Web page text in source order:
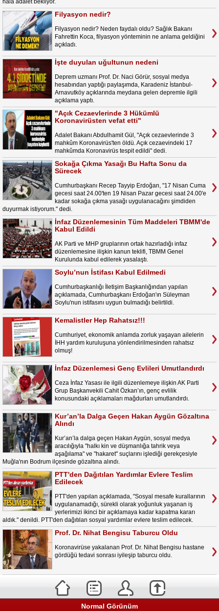
hala adalet bekliyor.
Filyasyon nedir?
Filyasyon nedir? Neden faydalı oldu? Sağlık Bakanı
Fahrettin Koca, filyasyon yönteminin ne anlama geldiğini
açıkladı.
İşte duyulan uğultunun nedeni
Deprem uzmanı Prof. Dr. Naci Görür, sosyal medya
hesabından yaptığı paylaşımda, Karadeniz İstanbul-
Arnavutköy açıklarında meydana gelen depremle ilgili
açıklama yaptı.
"Açık Cezaevlerinde 3 Hükümlü
Koronavirüsten vefat etti"
Adalet Bakanı Abdulhamit Gül, "Açık cezaevlerinde 3
mahkûm Koronavirüs'ten öldü. Açık cezaevindeki 17
mahkûmda Koronavirüs tespit edildi" dedi.
Sokağa Çıkma Yasağı Bu Hafta Sonu da
Sürecek
Cumhurbaşkanı Recep Tayyip Erdoğan, "17 Nisan Cuma
gecesi saat 24.00'ten 19 Nisan Pazar gecesi saat 24.00'e
kadar sokağa çıkma yasağı uygulanacağını şimdiden
duyurmak istiyorum." dedi.
İnfaz Düzenlemesinin Tüm Maddeleri TBMM'de
Kabul Edildi
AK Parti ve MHP gruplarının ortak hazırladığı infaz
düzenlemesine ilişkin kanun teklifi, TBMM Genel
Kurulunda kabul edilerek yasalaştı.
Soylu’nun İstifası Kabul Edilmedi
Cumhurbaşkanlığı İletişim Başkanlığından yapılan
açıklamada, Cumhurbaşkanı Erdoğan'ın Süleyman
Soylu'nun istifasını uygun bulmadığı belirtildi.
Kemalistler Hep Rahatsız!!!
Cumhuriyet, ekonomik anlamda zorluk yaşayan ailelerin
İHH yardım kuruluşuna yönlendirilmesinden rahatsız
olmuş!
İnfaz Düzenlemesi Genç Evlileri Umutlandırdı
Ceza İnfaz Yasası ile ilgili düzenlemeye ilişkin AK Parti
Grup Başkanvekili Cahit Özkan’ın, genç evlilik
konusundaki açıklamaları mağdurları umutlandırdı.
Kur’an’la Dalga Geçen Hakan Aygün Gözaltına
Alındı
Kur’an’la dalga geçen Hakan Aygün, sosyal medya
aracılığıyla "halkı kin ve düşmanlığa tahrik veya
aşağılama" ve "hakaret" suçlarını işlediği gerekçesiyle
Muğla'nın Bodrum ilçesinde gözaltına alındı.
PTT'den Dağıtılan Yardımlar Evlere Teslim
Edilecek
PTT'den yapılan açıklamada, "Sosyal mesafe kurallarının
uygulanamadığı, sürekli olarak yoğunluk yaşanan iş
yerlerimizi ikinci bir açıklamaya kadar kapatma kararı
aldık." denildi. PTT'den dağıtılan sosyal yardımlar evlere teslim edilecek.
Prof. Dr. Nihat Bengisu Taburcu Oldu
Koronavirüse yakalanan Prof. Dr. Nihat Bengisu hastane
gördüğü tedavi sonrası iyileşip taburcu oldu.
Normal Görünüm